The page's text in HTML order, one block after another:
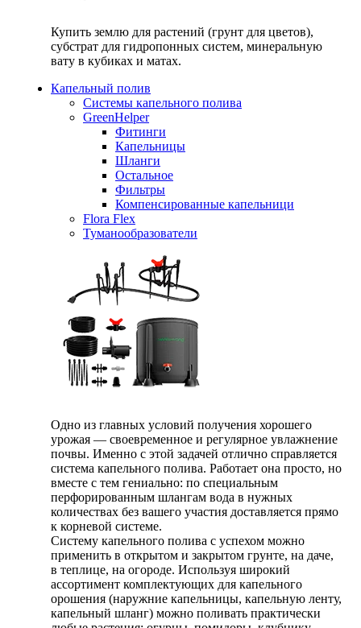
Купить землю для растений (грунт для цветов),
субстрат для гидропонных систем, минеральную
вату в кубиках и матах.
Капельный полив
Системы капельного полива
GreenHelper
Фитинги
Капельницы
Шланги
Остальное
Фильтры
Компенсированные капельници
Flora Flex
Туманообразователи
Одно из главных условий получения хорошего
урожая — своевременное и регулярное увлажнение
почвы. Именно с этой задачей отлично справляется
система капельного полива. Работает она просто, но
вместе с тем гениально: по специальным
перфорированным шлангам вода в нужных
количествах без вашего участия доставляется прямо
к корневой системе.
Систему капельного полива с успехом можно
применить в открытом и закрытом грунте, на даче,
в теплице, на огороде. Используя широкий
ассортимент комплектующих для капельного
орошения (наружние капельницы, капельную ленту,
капельный шланг) можно поливать практически